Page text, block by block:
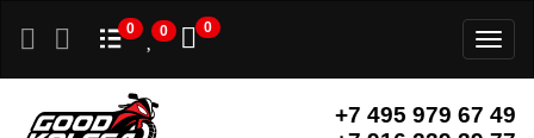
0 0 0
+7 495 979 67 49